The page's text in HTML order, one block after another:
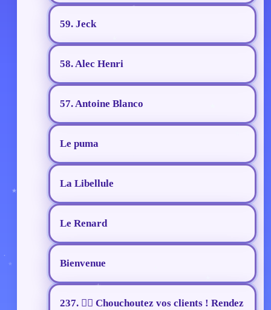
59. Jeck
58. Alec Henri
57. Antoine Blanco
Le puma
La Libellule
Le Renard
Bienvenue
237. ❤️‍🔥 Chouchoutez vos clients ! Rendez